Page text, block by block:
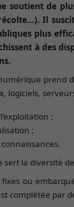
soutient de
Il
plus
à des
prend
logiciels,
;
;
sert la diversité
ou
complétée par